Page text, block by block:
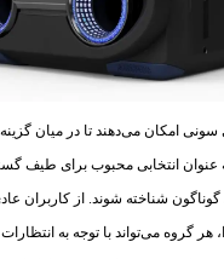
سونی امکان می‌دهند تا در میان
عنوان انتخابی محبوب برای طیف
شناخته شوند. از کاربران
هر گروه می‌تواند با توجه به